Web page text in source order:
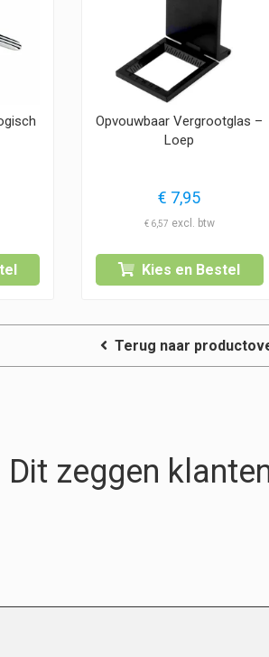
Opvouwbaar Vergrootglas –
Loep
€ 7,95
€6,57
Kies en Bestel
Terug naar
Dit zeggen